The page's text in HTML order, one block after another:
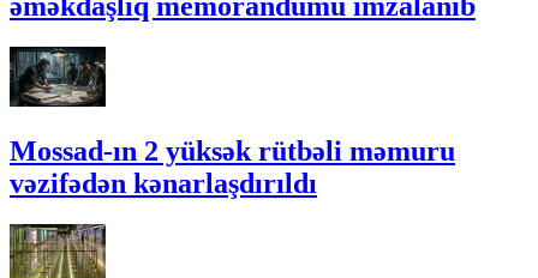
əməkdaşlıq memorandumu imzalanıb
Mossad-ın 2 yüksək rütbəli məmuru
vəzifədən kənarlaşdırıldı